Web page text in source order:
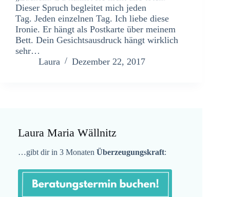
Dieser Spruch begleitet mich jeden
Tag. Jeden einzelnen Tag. Ich liebe diese
Ironie. Er hängt als Postkarte über meinem
Bett. Dein Gesichtsausdruck hängt wirklich
sehr…
Laura
Dezember 22, 2017
Laura Maria Wällnitz
…gibt dir in 3 Monaten Überzeugungskraft: